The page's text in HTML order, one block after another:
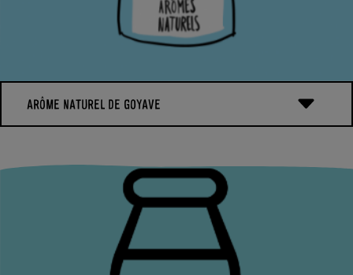
ARÔME NATUREL DE GOYAVE
bio mangue-passion. Il permet de solubiliser les matières
premières aromatiques du produit fini et de les disperser de